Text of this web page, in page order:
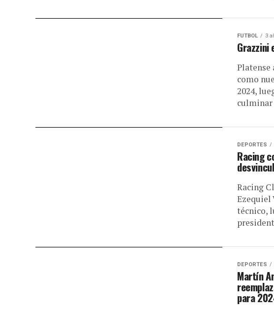
FUTBOL 3
Grazzini
Platense
como
2024,
culminar
DEPORTES
Racing
Racing
Ezequiel
técnico,
DEPORTES
Martín
para